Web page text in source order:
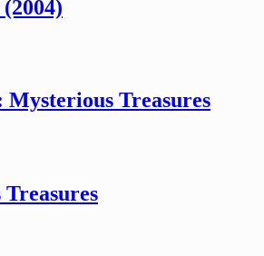
Treasures